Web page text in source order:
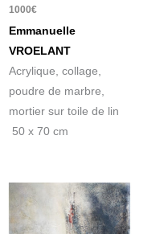
1000€
Emmanuelle
VROELANT
Acrylique, collage,
poudre de marbre,
mortier sur toile de lin
50 x 70 cm